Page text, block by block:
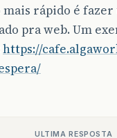
rápido é fazer
pra web. Um
https://
ULTIMA RESPOSTA